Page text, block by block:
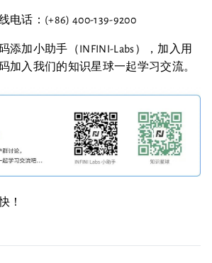
电话：(+86) 400-139-9200
添加小助手（INFINI-Labs），加入用
加入我们的知识星球一起学习交流。
！